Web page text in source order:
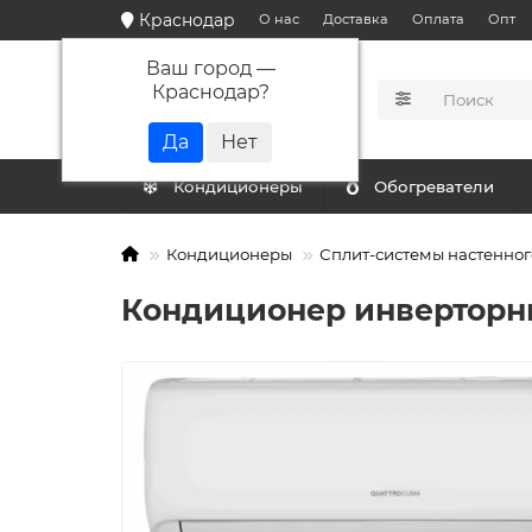
Краснодар
Ваш город —
Краснодар?
О нас Доставка Оплата Опт
КАТАЛОГ
Кондиционеры Обогреватели
Кондиционеры Сплит-системы
Кондиционер